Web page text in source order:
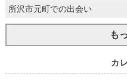
所沢市元町での出会い
も
カ